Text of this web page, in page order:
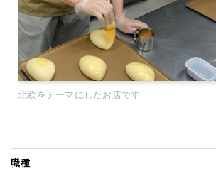
北欧をテーマにしたお店です
職種